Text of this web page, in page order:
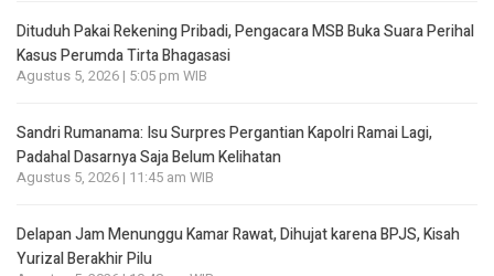
Dituduh Pakai Rekening Pribadi, Pengacara MSB Buka Suara Perihal
Kasus Perumda Tirta Bhagasasi
Agustus 5, 2026 | 5:05 pm WIB
Sandri Rumanama: Isu Surpres Pergantian Kapolri Ramai Lagi,
Padahal Dasarnya Saja Belum Kelihatan
Agustus 5, 2026 | 11:45 am WIB
Delapan Jam Menunggu Kamar Rawat, Dihujat karena BPJS, Kisah
Yurizal Berakhir Pilu